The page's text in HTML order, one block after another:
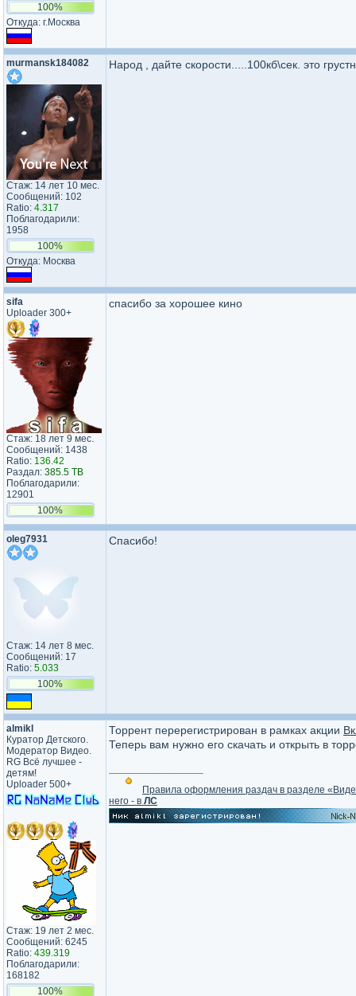
100%
Откуда: г.Москва
murmansk184082
Стаж: 14 лет 10 мес.
Сообщений: 102
Ratio: 4.317
Поблагодарили:
1958
100%
Откуда: Москва
Народ , дайте скорости.....100кб\сек. это
sifa
Uploader 300+
Стаж: 18 лет 9 мес.
Сообщений: 1438
Ratio: 136.42
Раздал: 385.5 TB
Поблагодарили:
12901
100%
спасибо за хорошее кино
oleg7931
Стаж: 14 лет 8 мес.
Сообщений: 17
Ratio: 5.033
100%
Спасибо!
almikl
Куратор Детского.
Модератор Видео.
RG Всё лучшее -
детям!
Uploader 500+
Стаж: 19 лет 2 мес.
Сообщений: 6245
Ratio: 439.319
Поблагодарили:
168182
100%
Торрент перерегистрирован в рамках акции
Теперь вам нужно его скачать и открыть в
Правила оформления раздач в разделе
него - в ЛС